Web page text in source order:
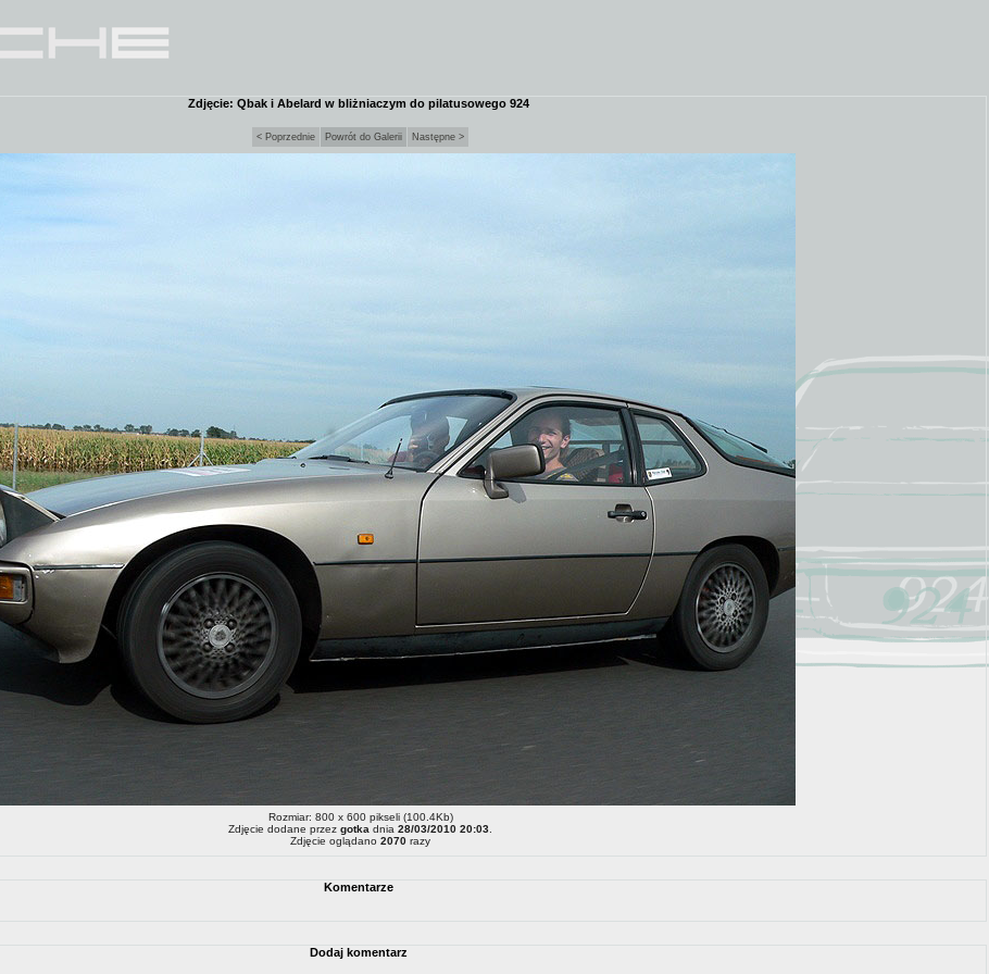
Zdjęcie: Qbak i Abelard w bliżniaczym do pilatusowego 924
< Poprzednie Powrót do Galerii Następne >
Rozmiar: 800 x 600 pikseli (100.4Kb)
Zdjęcie dodane przez gotka dnia 28/03/2010 20:03
Zdjęcie oglądano 2070 razy
Komentarze
Dodaj komentarz